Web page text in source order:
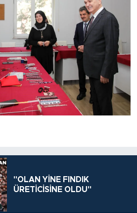
"OLAN YİNE FINDIK
ÜRETİCİSİNE OLDU"